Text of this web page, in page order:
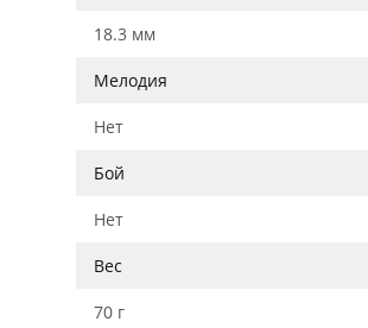
18.3 мм
Мелодия
Нет
Бой
Нет
Вес
70 г